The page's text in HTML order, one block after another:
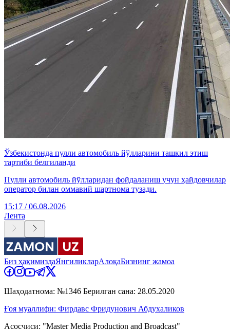
Ўзбекистонда пулли автомобиль йўлларини ташкил этиш
тартиби белгиланди
Пулли автомобиль йўлларидан фойдаланиш учун ҳайдовчилар
оператор билан оммавий шартнома тузади.
15:17 / 06.08.2026
Лента
Биз ҳақимиздаЯнгиликларАлоқаБизнинг жамоа
Шаҳодатнома: №1346 Берилган сана: 28.05.2020
Ғоя муаллифи: Фирдавс Фридунович Абдухаликов
Асосчиси: "Master Media Production and Broadcast"